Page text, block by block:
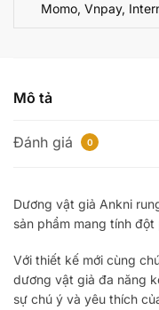
lượng
Momo, Vnpay,
Mô tả
Đánh giá 0
Dương vật giả Ankni
sản phẩm mang tính
Với thiết kế mới cùng
dương vật giả đa năng
sự chú ý và yêu thích